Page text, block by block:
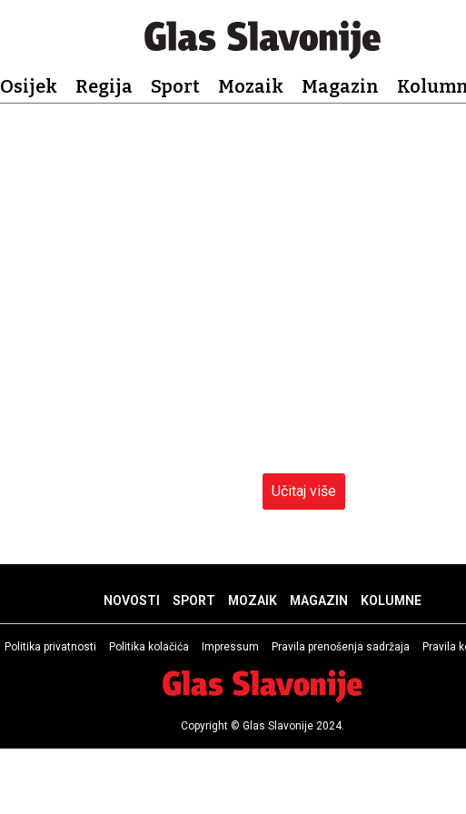
Osijek Regija Sport Mozaik Magazin
Učitaj više
NOVOSTI SPORT MOZAIK MAGAZIN KOLUMNE
Politika privatnosti Politika kolačića Impressum Pravila prenošenja sadržaja Pravila
Copyright © Glas Slavonije 2024.